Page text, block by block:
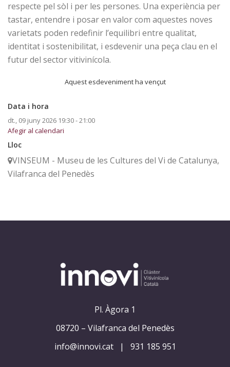
respecte pel sòl i per les persones. Una experiència per
tastar, entendre i posar en valor com aquestes noves
varietats poden redefinir l’equilibri entre qualitat,
identitat i sostenibilitat, i esdevenir una peça clau en el
futur del sector vitivinícola.
Aquest esdeveniment ha vençut
Data i hora
dt., 09 juny 2026 19:30 - 21:00
Afegir al calendari
Lloc
VINSEUM - Museu de les Cultures del Vi de Catalunya,
Vilafranca del Penedès
Pl. Àgora 1
08720 – Vilafranca del Penedès
info@innovi.cat
| 931 185 951